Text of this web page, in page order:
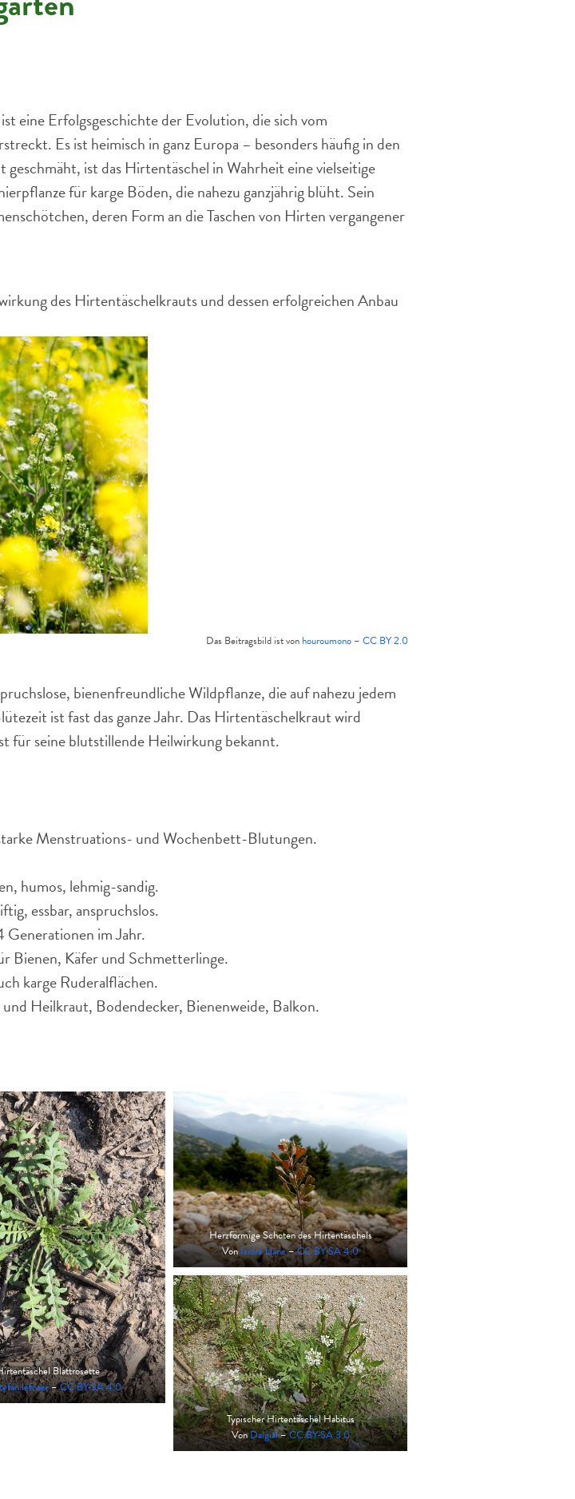
ist eine Erfolgsgeschichte der Evolution, die sich vom
Es ist heimisch in ganz Europa – besonders häufig in den
ist das Hirtentäschel in Wahrheit eine vielseitige
für karge Böden, die nahezu ganzjährig blüht. Sein
deren Form an die Taschen von Hirten vergangener
des Hirtentäschelkrauts und dessen erfolgreichen Anbau
Das Beitragsbild ist von houroumono– CC BY 2.0
bienenfreundliche Wildpflanze, die auf nahezu jedem
ist fast das ganze Jahr. Das Hirtentäschelkraut wird
für seine blutstillende Heilwirkung bekannt.
Menstruations- und Wochenbett-Blutungen.
humos, lehmig-sandig.
essbar, anspruchslos.
Generationen im Jahr.
Bienen, Käfer und Schmetterlinge.
karge Ruderalflächen.
Heilkraut, Bodendecker, Bienenweide, Balkon.
Blattrosette
–CC BY-SA 4.0
Herzförmige Schoten des Hirtentäschels
Von Isidre blanc–CC BY-SA 4.0
Typischer Hirtentäschel Habitus
VonDalgial–CC BY-SA 3.0